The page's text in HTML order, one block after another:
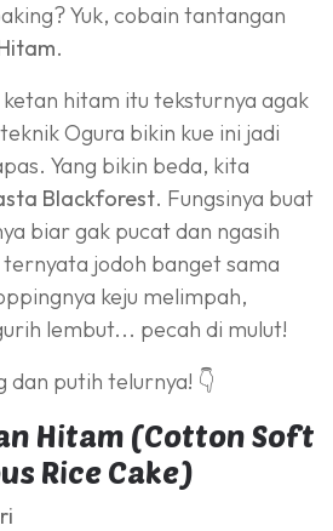
Yuk, cobain tantangan
.
ketan hitam itu teksturnya agak
Ogura bikin kue ini jadi
Yang bikin beda, kita
Blackforest. Fungsinya buat
biar gak pucat dan ngasih
jodoh banget sama
keju melimpah,
lembut... pecah di mulut!
dan putih telurnya! 👇
Hitam (Cotton Soft
Rice Cake)